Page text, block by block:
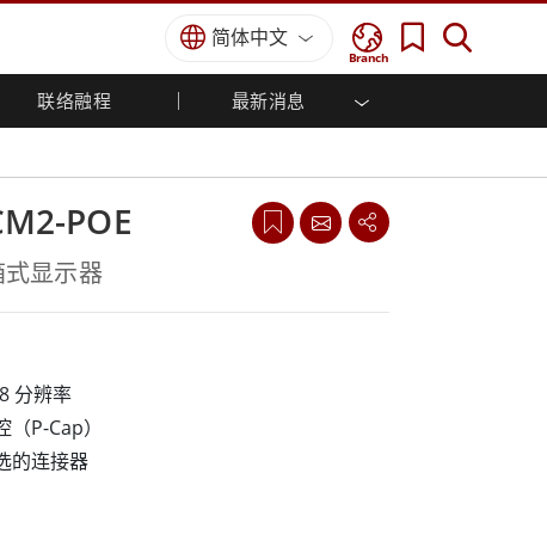
Branch
简体中文
联络融程 最新消息
Windows车载计算机
车载平板电脑
强固型机器人控制器
边缘运算人工智慧移动电脑
机器人控制器
决
农业机械解决方案
公共安全解决方案
智能机器人系统解决方案
政府解决方案
核心技术
POE
式显示器
分辨率
P-Cap）
的连接器